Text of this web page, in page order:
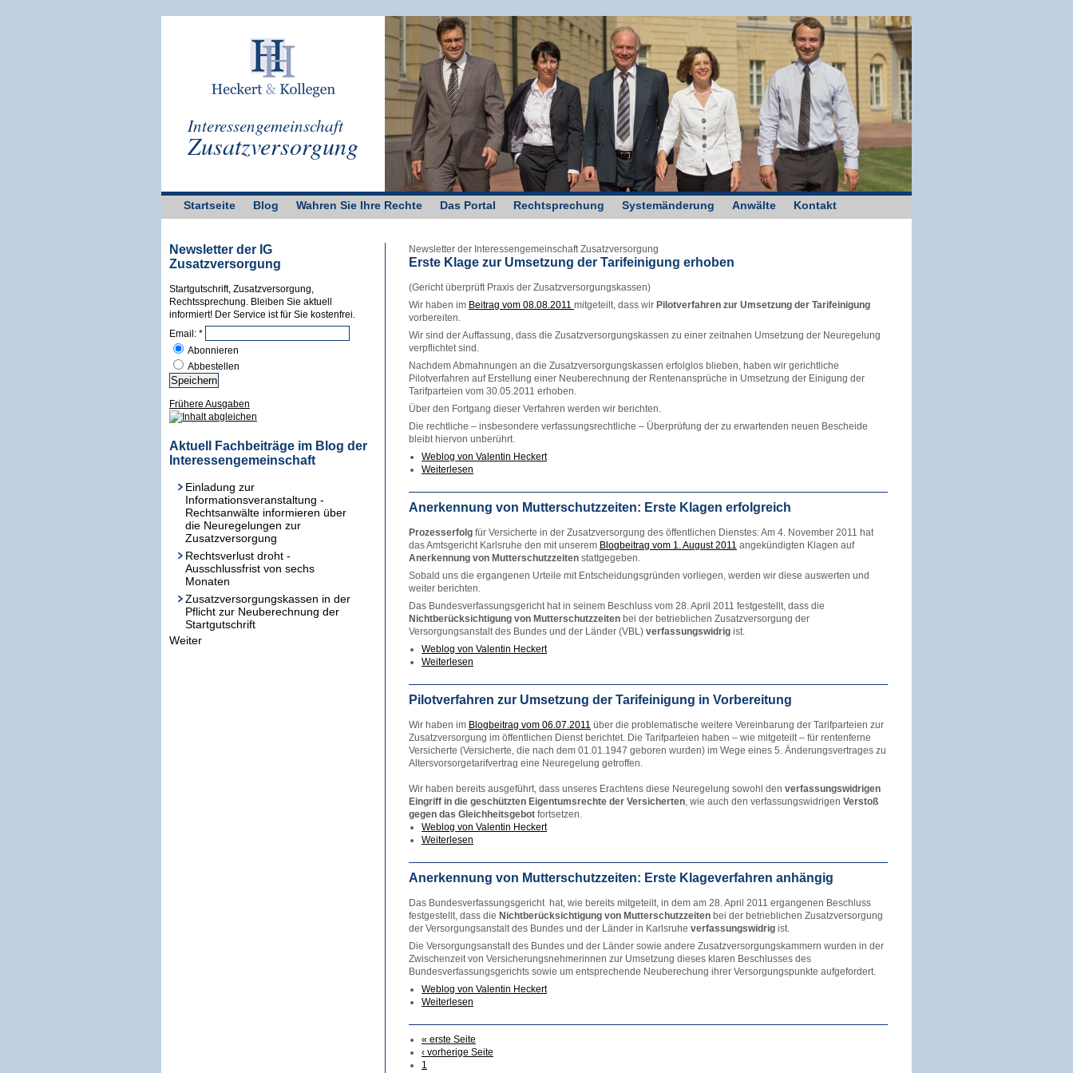
Interessengemeinschaft
Zusatzversorgung
Startseite Blog Wahren Sie Ihre Rechte Das Portal Rechtsprechung Systemänderung Anwälte Kontakt
Newsletter der IG
Zusatzversorgung
Startgutschrift, Zusatzversorgung,
Rechtssprechung. Bleiben Sie aktuell
informiert! Der Service ist für Sie kostenfrei.
Email: *
Abonnieren
Abbestellen
Frühere Ausgaben
Aktuell Fachbeiträge im Blog der
Interessengemeinschaft
Einladung zur
Informationsveranstaltung -
Rechtsanwälte informieren über
die Neuregelungen zur
Zusatzversorgung
Rechtsverlust droht -
Ausschlussfrist von sechs
Monaten
Zusatzversorgungskassen in der
Pflicht zur Neuberechnung der
Startgutschrift
Weiter
Newsletter der Interessengemeinschaft Zusatzversorgung
Erste Klage zur Umsetzung der Tarifeinigung erhoben
(Gericht überprüft Praxis der Zusatzversorgungskassen)
Wir haben im Beitrag vom 08.08.2011 mitgeteilt, dass wir Pilotverfahren zur Umsetzung der Tarifeinigung
vorbereiten.
Wir sind der Auffassung, dass die Zusatzversorgungskassen zu einer zeitnahen Umsetzung der Neuregelung
verpflichtet sind.
Nachdem Abmahnungen an die Zusatzversorgungskassen erfolglos blieben, haben wir gerichtliche
Pilotverfahren auf Erstellung einer Neuberechnung der Rentenansprüche in Umsetzung der Einigung der
Tarifparteien vom 30.05.2011 erhoben.
Über den Fortgang dieser Verfahren werden wir berichten.
Die rechtliche – insbesondere verfassungsrechtliche – Überprüfung der zu erwartenden neuen Bescheide
bleibt hiervon unberührt.
Weblog von Valentin Heckert
Weiterlesen
Anerkennung von Mutterschutzzeiten: Erste Klagen erfolgreich
Prozesserfolg für Versicherte in der Zusatzversorgung des öffentlichen Dienstes: Am 4. November 2011 hat
das Amtsgericht Karlsruhe den mit unserem Blogbeitrag vom 1. August 2011 angekündigten Klagen auf
Anerkennung von Mutterschutzzeiten stattgegeben.
Sobald uns die ergangenen Urteile mit Entscheidungsgründen vorliegen, werden wir diese auswerten und
weiter berichten.
Das Bundesverfassungsgericht hat in seinem Beschluss vom 28. April 2011 festgestellt, dass die
Nichtberücksichtigung von Mutterschutzzeiten bei der betrieblichen Zusatzversorgung der
Versorgungsanstalt des Bundes und der Länder (VBL) verfassungswidrig ist.
Weblog von Valentin Heckert
Weiterlesen
Pilotverfahren zur Umsetzung der Tarifeinigung in Vorbereitung
Wir haben im Blogbeitrag vom 06.07.2011 über die problematische weitere Vereinbarung der Tarifparteien zur
Zusatzversorgung im öffentlichen Dienst berichtet. Die Tarifparteien haben – wie mitgeteilt – für rentenferne
Versicherte (Versicherte, die nach dem 01.01.1947 geboren wurden) im Wege eines 5. Änderungsvertrages zu
Altersvorsorgetarifvertrag eine Neuregelung getroffen.
Wir haben bereits ausgeführt, dass unseres Erachtens diese Neuregelung sowohl den verfassungswidrigen
Eingriff in die geschützten Eigentumsrechte der Versicherten, wie auch den verfassungswidrigen Verstoß
gegen das Gleichheitsgebot fortsetzen.
Weblog von Valentin Heckert
Weiterlesen
Anerkennung von Mutterschutzzeiten: Erste Klageverfahren anhängig
Das Bundesverfassungsgericht hat, wie bereits mitgeteilt, in dem am 28. April 2011 ergangenen Beschluss
festgestellt, dass die Nichtberücksichtigung von Mutterschutzzeiten bei der betrieblichen Zusatzversorgung
der Versorgungsanstalt des Bundes und der Länder in Karlsruhe verfassungswidrig ist.
Die Versorgungsanstalt des Bundes und der Länder sowie andere Zusatzversorgungskammern wurden in der
Zwischenzeit von Versicherungsnehmerinnen zur Umsetzung dieses klaren Beschlusses des
Bundesverfassungsgerichts sowie um entsprechende Neuberechung ihrer Versorgungspunkte aufgefordert.
Weblog von Valentin Heckert
Weiterlesen
« erste Seite
‹ vorherige Seite
1